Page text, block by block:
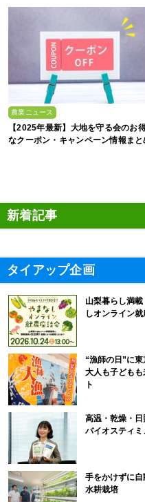
農業ニュース
【2025年最新】大地を守る会のお
なクーポン・キャンペーン情報まと
新着記事
タイアップ企画
山梨暮らし満
しオンライン就
“漁師の日”に
大人も子ども
ト
高温・乾燥・日
バイオスティ
手をかけずに
水耕栽培